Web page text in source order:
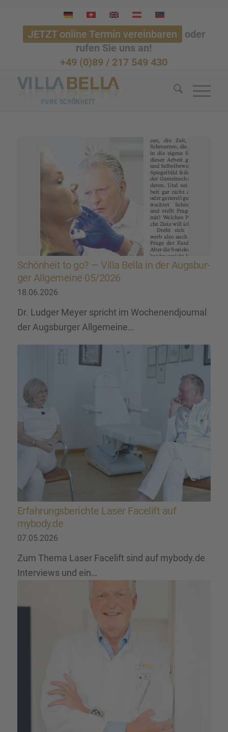
JETZT online Termin vereinbaren
oder
rufen Sie uns an!
+49 (0)89 / 217 549 430
Schön­heit to go? — Villa Bella in der Augsbur­
ger Allge­meine 05/2026
18.06.2026
Dr. Ludger Meyer spricht im Wochenendjournal
der Augsburger Allgemeine…
Erfah­rungs­be­richte Laser Facelift auf
mybody.de
07.05.2026
Zum Thema Laser Facelift sind auf mybody.de
Interviews und ein…